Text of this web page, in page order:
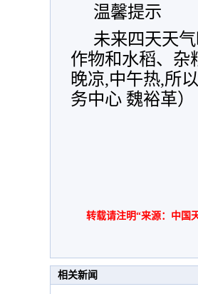
温馨提示
未来四天天
作物和水稻、杂
晚凉,中午热,所
务中心 魏裕革）
转载请注明“来源：中国
相关新闻